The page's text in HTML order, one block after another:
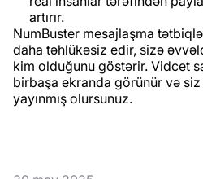
artırır.
NumBuster mesajlaşma
daha təhlükəsiz edir, sizə
kim olduğunu göstərir. Vidcet
birbaşa ekranda görünür və siz
yayınmış olursunuz.